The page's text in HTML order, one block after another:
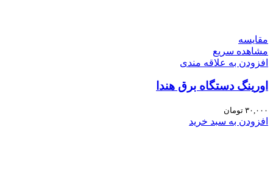
مقایسه
مشاهده سریع
افزودن به علاقه مندی
اورینگ دستگاه برق هندا
۳۰,۰۰۰ تومان
افزودن به سبد خرید